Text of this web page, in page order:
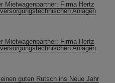
Mietwagenpartner: Firma Hertz
Anlagen
Mietwagenpartner: Firma Hertz
Anlagen
guten Rutsch ins Neue Jahr